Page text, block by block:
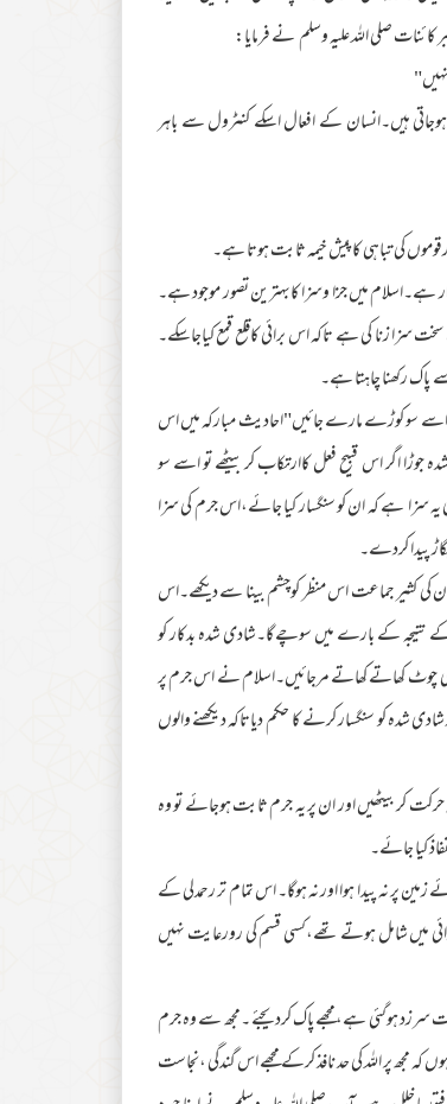
صلی اللہ علیہ وسلم نے فرمایا:
ہیں۔انسان کے افعال اسکے کنٹرول سے باہر
کی تباہی کاپیش خیمہ ثابت ہوتا ہے۔
ہے۔اسلام میں جزا وسزا کابہترین تصور موجود ہے۔
زنا کی ہے تاکہ اس برائی کاقلع قمع کیاجاسکے۔
رکھنا چاہتا ہے۔
سو کوڑے مارے جائیں"احادیث مبارکہ میں اس
اگر اس قبیح فعل کاارتکاب کر بیٹھے تو اسے سو
ہے کہ ان کو سنگسار کیا جائے،اس جرم کی سزا
پیدا کردے۔
کی کثیر جماعت اس منظر کوچشم بینا سے دیکھے۔اس
کے بارے میں سوچے گا۔شادی شدہ بدکار کو
چوٹ کھاتے کھاتے مرجائیں۔اسلام نے اس جرم پر
شدہ کو سنگسار کرنے کا حکم دیاتاکہ دیکھنے والوں
کر بیٹھیں اور ان پر یہ جرم ثابت ہوجائے تو وہ
کیا جائے۔
پر نہ پیدا ہوا اور نہ ہوگا۔ اس تمام تر رحمدلی کے
میں شامل ہوتے تھے،کسی قسم کی رورعایت نہیں
سرزد ہوگئی ہے،مجھے پاک کردیجئے ۔مجھ سے وہ جرم
مجھ پر اللہ کی حد نافذ کرکے مجھے اس گندگی ،نجاست